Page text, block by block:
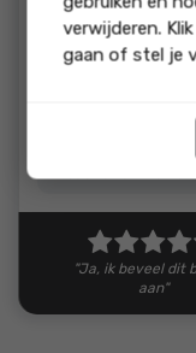
Dank voor de
Keizer
"Ja, ik beveel dit
aan"
verwijderen.
gaan of stel je